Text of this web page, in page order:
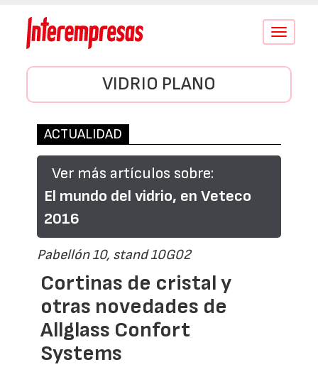
Conmutar
VIDRIO PLANO
ACTUALIDAD
Ver más artículos sobre:
El mundo del vidrio, en Veteco
2016
Pabellón 10, stand 10G02
Cortinas de cristal y
otras novedades de
Allglass Confort
Systems